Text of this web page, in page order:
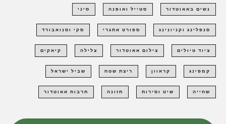
נשים באאוטדור סטייל ואופנה סיני
סנפלינג וקניונינג ספורט אתגרי סקי וסנואבורד
ציוד טיולים צילום אאוטדור צלילה קיאקים
קמפינג קראוון ריצת שטח שביל ישראל
שחייה שיט וסירות תזונה תרבות אאוטדור